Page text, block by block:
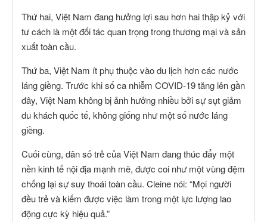
Thứ hai, Việt Nam đang hưởng lợi sau hơn hai thập kỷ với
tư cách là một đối tác quan trọng trong thương mại và sản
xuất toàn cầu.
Thứ ba, Việt Nam ít phụ thuộc vào du lịch hơn các nước
láng giềng. Trước khi số ca nhiễm COVID-19 tăng lên gần
đây, Việt Nam không bị ảnh hưởng nhiều bởi sự sụt giảm
du khách quốc tế, không giống như một số nước láng
giềng.
Cuối cùng, dân số trẻ của Việt Nam đang thúc đẩy một
nền kinh tế nội địa mạnh mẽ, được coi như một vùng đệm
chống lại sự suy thoái toàn cầu. Cleine nói: “Mọi người
đều trẻ và kiếm được việc làm trong một lực lượng lao
động cực kỳ hiệu quả.”